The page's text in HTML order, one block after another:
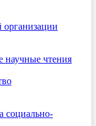
организации
научные чтения
социально-